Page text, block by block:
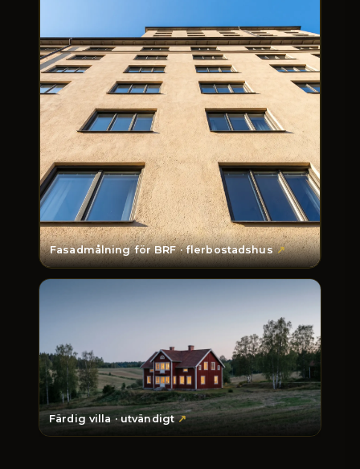
Fasadmålning för BRF · flerbostadshus
Färdig villa · utvändigt